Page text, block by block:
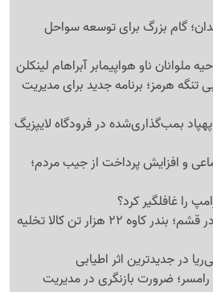
گام بزرگ برای توسعه سواحل
ناو هواپیمابر آبراهام لینکلن
تنگه هرمز؛ برنامه جدید برای مدیریت
بمب‌گذاری‌شده در فرودگاه لایپزیگ
و افزایش پرداخت از جیب مردم؛
را غافلگیر کرد؟
رشد فعالیت‌های تجاری در قشم؛ بندر کاوه 22 هزار تن کالا تخلیه
در جدیدترین اثر اطیابی
ضرورت بازنگری در مدیریت